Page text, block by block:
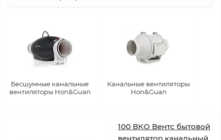
Бесшумные канальные
вентиляторы Hon&Guan
Канальные вентиляторы
Hon&Guan
100 ВКО Вентс бытовой